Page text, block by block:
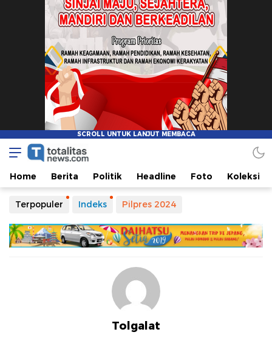
Totalitasnews.com
Berpikir Jernih, Bertindak Totalitas
Home Berita Politik Headline Foto Koleksi
Terpopuler Indeks Pilpres 2024
Tolgalat